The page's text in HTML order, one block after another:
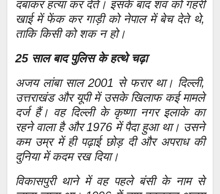
दबाकर हत्या कर देते। इसके बाद शव को गहरी
खाई में फेंक कर गाड़ी को नेपाल में बेच देते थे,
ताकि किसी को शक न हो।
25 साल बाद पुलिस के हत्थे चढ़ा
अजय लांबा साल 2001 से फरार था। दिल्ली,
उत्तराखंड और यूपी में उसके खिलाफ कई मामले
दर्ज हैं। वह दिल्ली के कृष्णा नगर इलाके का
रहने वाला है और 1976 में पैदा हुआ था। उसने
कम उम्र में ही पढ़ाई छोड़ दी और अपराध की
दुनिया में कदम रख दिया।
विकासपुरी थाने में वह पहले बंसी के नाम से